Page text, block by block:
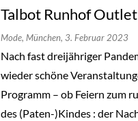
Talbot Runhof
Mode, München, 3. Februar 2023
Nach fast dreijähriger
wieder schöne
Programm – ob Feiern zum
des (Paten-)Kindes : der